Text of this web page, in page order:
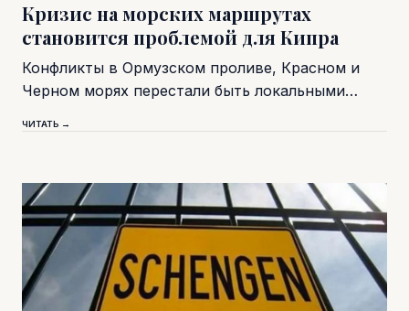
Кризис на морских маршрутах
становится проблемой для Кипра
Конфликты в Ормузском проливе, Красном и
Черном морях перестали быть локальными…
ЧИТАТЬ →